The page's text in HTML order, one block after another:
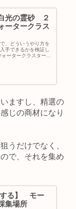
光の霊砂 ２
ータークラス
、どういうやり方を
手できるかを検証し
ータークラスターと
ますし、精選の
じの商材になり
うだけでなく、
で、それを集め
する】 モー
集場所